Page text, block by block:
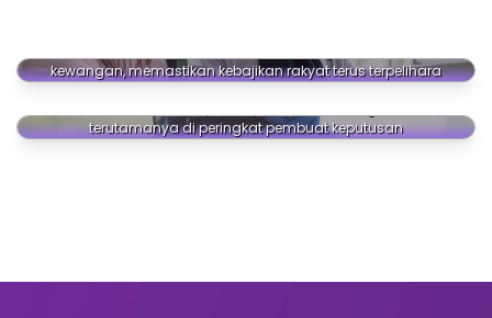
kewangan, memastikan kebajikan rakyat terus terpelihara
Program PERANTIS
terutamanya di peringkat pembuat keputusan